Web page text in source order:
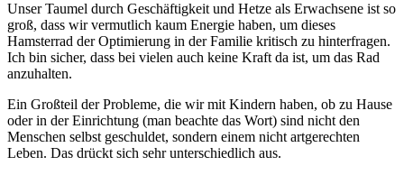
Unser Taumel durch Geschäftigkeit und Hetze als Erwachsene ist so
groß, dass wir vermutlich kaum Energie haben, um dieses
Hamsterrad der Optimierung in der Familie kritisch zu hinterfragen.
Ich bin sicher, dass bei vielen auch keine Kraft da ist, um das Rad
anzuhalten.
Ein Großteil der Probleme, die wir mit Kindern haben, ob zu Hause
oder in der Einrichtung (man beachte das Wort) sind nicht den
Menschen selbst geschuldet, sondern einem nicht artgerechten
Leben. Das drückt sich sehr unterschiedlich aus.